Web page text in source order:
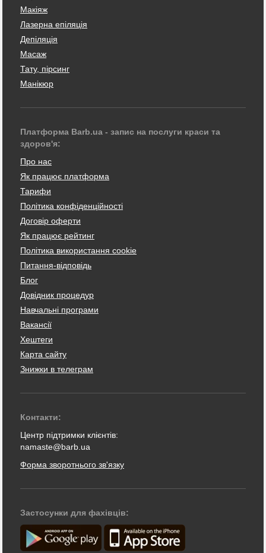
Макіяж
Лазерна епіляція
Депіляція
Масаж
Тату, пірсинг
Манікюр
Платформа Barb.ua - запис на послуги краси та
здоров'я:
Про нас
Як працює платформа
Тарифи
Політика конфіденційності
Договір оферти
Як працює рейтинг
Політика використання cookie
Питання-відповідь
Блог
Довідник процедур
Навчальні програми
Вакансії
Хештеги
Карта сайту
Знижки в телеграм
Контакти:
Центр підтримки клієнтів:
namaste@barb.ua
Форма зворотнього зв'язку
Застосунки для фахівців: